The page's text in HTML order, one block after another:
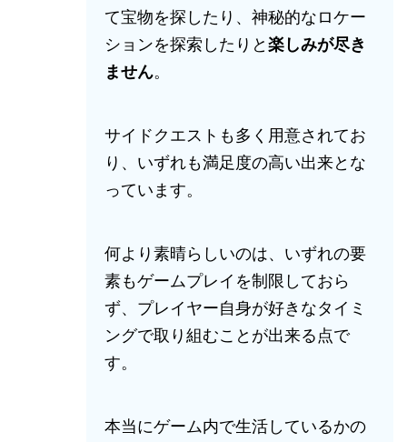
て宝物を探したり、神秘的なロケー
ションを探索したりと楽しみが尽き
ません。
サイドクエストも多く用意されてお
り、いずれも満足度の高い出来とな
っています。
何より素晴らしいのは、いずれの要
素もゲームプレイを制限しておら
ず、プレイヤー自身が好きなタイミ
ングで取り組むことが出来る点で
す。
本当にゲーム内で生活しているかの